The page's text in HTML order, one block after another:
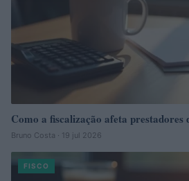
Como a fiscalização afeta prestadores
Bruno Costa · 19 jul 2026
FISCO